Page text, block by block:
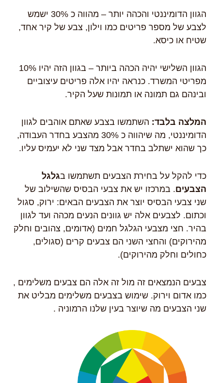
הגוון הדומיננטי והכהה יותר – מהווה כ 30% ישמש
לצבע של מספר פריטים כמו וילון, צבע של קיר אחד,
שטיח או כיסא.
הגוון השלישי יהיה הכהה ביותר – בגוון הזה יהיו 10%
מפריטי המשרד. כנראה יהיו אלה פריטים עיצוביים
ובינהם גם תמונה או תמונות שעל הקיר.
המלצה בלבד: השתמשו בצבע שאתם אוהבים לגוון
הדומיננטי, מה שיהווה כ 30% מהצבע בחדר העבודה,
כך שהוא ישתלב בחדר אבל מצד שני לא יעמיס עליו.
כדי להקל על בחירת הצבעים תשתמשו בגלגל
הצבעים. במרכזו יש את צבעי הבסיס שהשילוב של
שני צבעי הבסיס יוצר את הצבעים הבאים: ירוק, סגול
וכתום. לצבעים אלה יש גוונים הנעים מכהה ועד לגוון
בהיר. חצי מצבעי הגלגל חמים (אדומים, צהובים וחלק
מהירוקים) והחצי השני הם צבעים קרים (סגולים,
כחולים וחלק מהירוקים).
צבעים הנמצאים זה מול זה אלה הם צבעים משלימים ,
כמו אדום וירוק. שימוש בצבעים משלימים מבליט את
שני הצבעים מה שיוצר בעין שלנו הרמוניה .